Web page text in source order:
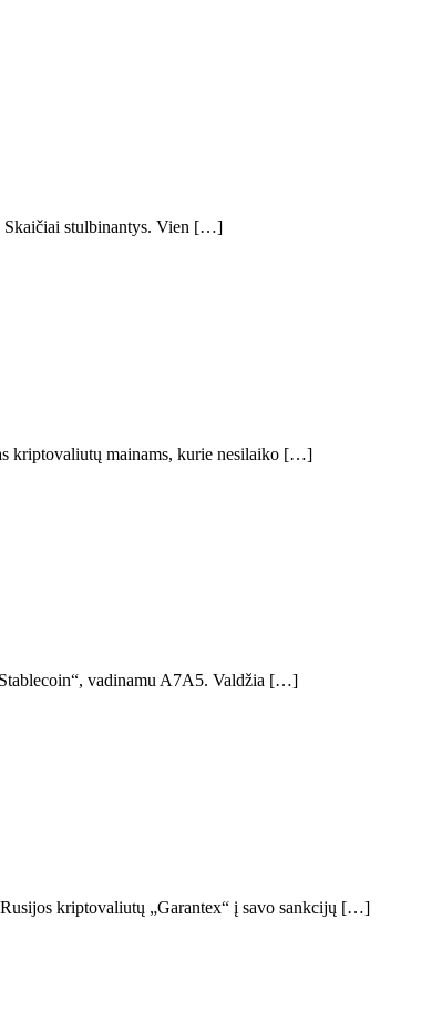
Skaičiai stulbinantys. Vien […]
kriptovaliutų mainams, kurie nesilaiko […]
vadinamu A7A5. Valdžia […]
kriptovaliutų „Garantex“ į savo sankcijų […]